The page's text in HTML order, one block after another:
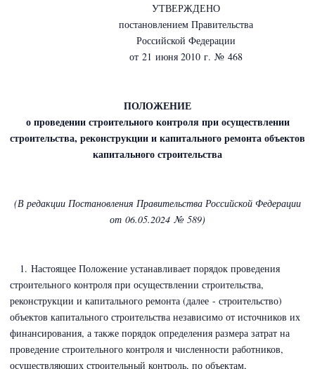
УТВЕРЖДЕНО
постановлением Правительства
Российской Федерации
от 21 июня 2010 г. № 468
ПОЛОЖЕНИЕ
о проведении строительного контроля при осуществлении
строительства, реконструкции и капитального ремонта объектов
капитального строительства
(В редакции Постановления Правительства Российской Федерации
от 06.05.2024 № 589)
1. Настоящее Положение устанавливает порядок проведения
строительного контроля при осуществлении строительства,
реконструкции и капитального ремонта (далее - строительство)
объектов капитального строительства независимо от источников их
финансирования, а также порядок определения размера затрат на
проведение строительного контроля и численности работников,
осуществляющих строительный контроль, по объектам,